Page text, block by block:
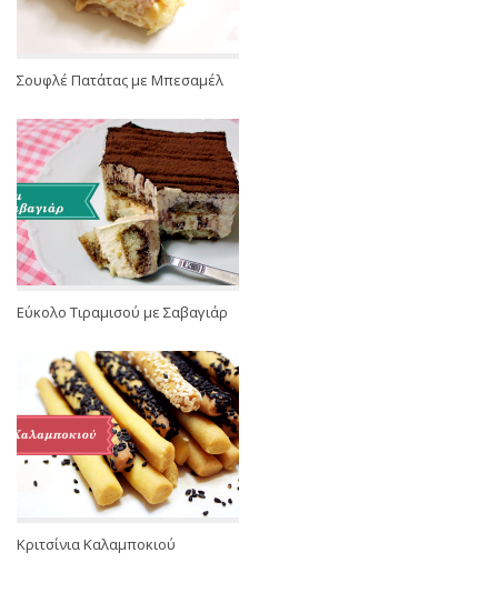
Σουφλέ Πατάτας με Μπεσαμέλ
Εύκολο Τιραμισού με Σαβαγιάρ
Κριτσίνια Καλαμποκιού